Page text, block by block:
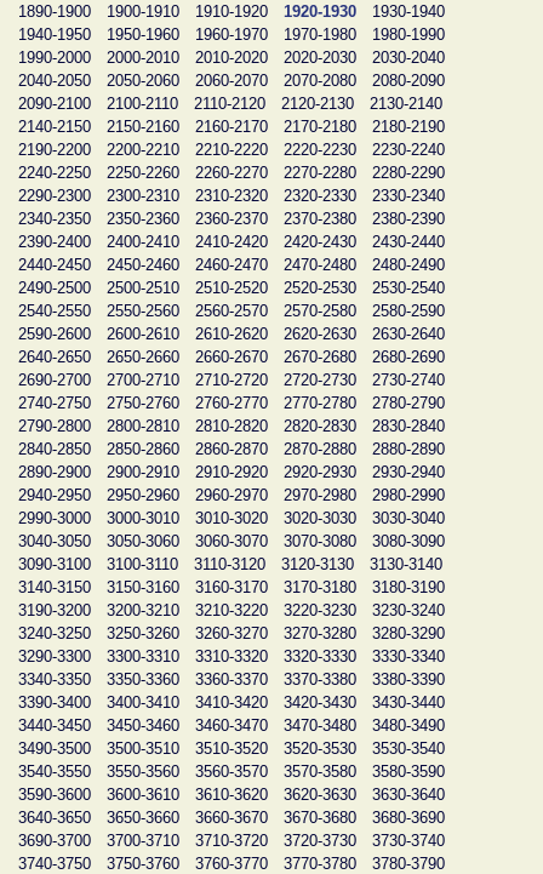
1890-1900
1900-1910 1910-1920 1920-1930
1930-1940
1940-1950
1950-1960 1960-1970 1970-1980
1980-1990
1990-2000
2000-2010 2010-2020 2020-2030
2030-2040
2040-2050
2050-2060 2060-2070 2070-2080
2080-2090
2090-2100
2100-2110 2110-2120 2120-2130
2130-2140
2140-2150
2150-2160 2160-2170 2170-2180
2180-2190
2190-2200
2200-2210 2210-2220 2220-2230
2230-2240
2240-2250
2250-2260 2260-2270 2270-2280
2280-2290
2290-2300
2300-2310 2310-2320 2320-2330
2330-2340
2340-2350
2350-2360 2360-2370 2370-2380
2380-2390
2390-2400
2400-2410 2410-2420 2420-2430
2430-2440
2440-2450
2450-2460 2460-2470 2470-2480
2480-2490
2490-2500
2500-2510 2510-2520 2520-2530
2530-2540
2540-2550
2550-2560 2560-2570 2570-2580
2580-2590
2590-2600
2600-2610 2610-2620 2620-2630
2630-2640
2640-2650
2650-2660 2660-2670 2670-2680
2680-2690
2690-2700
2700-2710 2710-2720 2720-2730
2730-2740
2740-2750
2750-2760 2760-2770 2770-2780
2780-2790
2790-2800
2800-2810 2810-2820 2820-2830
2830-2840
2840-2850
2850-2860 2860-2870 2870-2880
2880-2890
2890-2900
2900-2910 2910-2920 2920-2930
2930-2940
2940-2950
2950-2960 2960-2970 2970-2980
2980-2990
2990-3000
3000-3010 3010-3020 3020-3030
3030-3040
3040-3050
3050-3060 3060-3070 3070-3080
3080-3090
3090-3100
3100-3110 3110-3120 3120-3130
3130-3140
3140-3150
3150-3160 3160-3170 3170-3180
3180-3190
3190-3200
3200-3210 3210-3220 3220-3230
3230-3240
3240-3250
3250-3260 3260-3270 3270-3280
3280-3290
3290-3300
3300-3310 3310-3320 3320-3330
3330-3340
3340-3350
3350-3360 3360-3370 3370-3380
3380-3390
3390-3400
3400-3410 3410-3420 3420-3430
3430-3440
3440-3450
3450-3460 3460-3470 3470-3480
3480-3490
3490-3500
3500-3510 3510-3520 3520-3530
3530-3540
3540-3550
3550-3560 3560-3570 3570-3580
3580-3590
3590-3600
3600-3610 3610-3620 3620-3630
3630-3640
3640-3650
3650-3660 3660-3670 3670-3680
3680-3690
3690-3700
3700-3710 3710-3720 3720-3730
3730-3740
3740-3750
3750-3760 3760-3770 3770-3780
3780-3790